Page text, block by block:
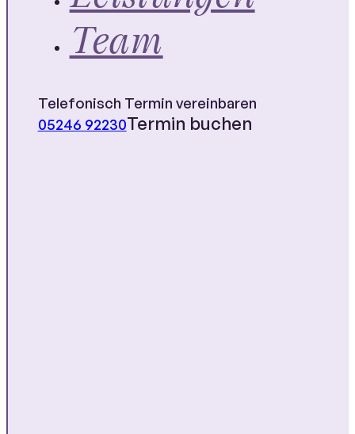
Team
Telefonisch Termin vereinbaren
05246 92230Termin buchen